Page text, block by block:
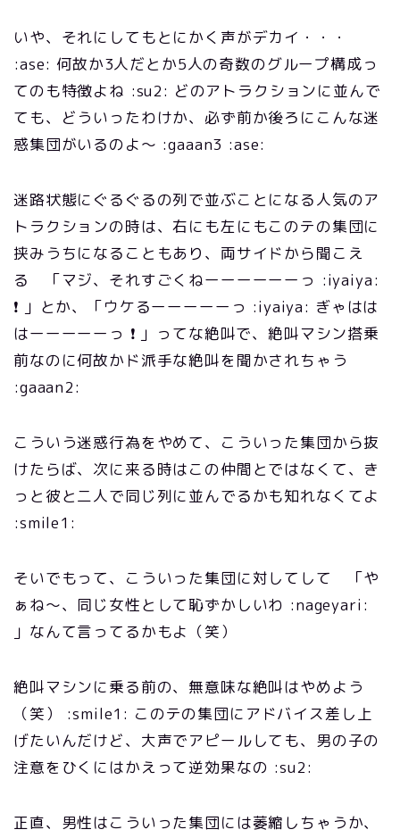
いや、それにしてもとにかく声がデカイ・・・
:ase: 何故か3人だとか5人の奇数のグループ構成っ
てのも特徴よね :su2: どのアトラクションに並んで
ても、どういったわけか、必ず前か後ろにこんな迷
惑集団がいるのよ～ :gaaan3 :ase:
迷路状態にぐるぐるの列で並ぶことになる人気のア
トラクションの時は、右にも左にもこのテの集団に
挟みうちになることもあり、両サイドから聞こえ
る 「マジ、それすごくねーーーーーーっ :iyaiya:
❗ 」とか、「ウケるーーーーーっ :iyaiya: ぎゃはは
はーーーーーっ ❗ 」ってな絶叫で、絶叫マシン搭乗
前なのに何故かド派手な絶叫を聞かされちゃう
:gaaan2:
こういう迷惑行為をやめて、こういった集団から抜
けたらば、次に来る時はこの仲間とではなくて、き
っと彼と二人で同じ列に並んでるかも知れなくてよ
:smile1:
そいでもって、こういった集団に対してして 「や
ぁね～、同じ女性として恥ずかしいわ :nageyari:
」なんて言ってるかもよ（笑）
絶叫マシンに乗る前の、無意味な絶叫はやめよう
（笑） :smile1: このテの集団にアドバイス差し上
げたいんだけど、大声でアピールしても、男の子の
注意をひくにはかえって逆効果なの :su2:
正直、男性はこういった集団には萎縮しちゃうか、